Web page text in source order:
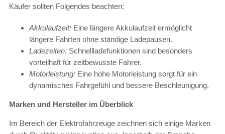
Käufer sollten Folgendes beachten:
Akkulaufzeit: Eine längere Akkulaufzeit ermöglicht
längere Fahrten ohne ständige Ladepausen.
Ladezeiten: Schnellladefunktionen sind besonders
vorteilhaft für zeitbewusste Fahrer.
Motorleistung: Eine hohe Motorleistung sorgt für ein
dynamisches Fahrgefühl und bessere Beschleunigung.
Marken und Hersteller im Überblick
Im Bereich der Elektrofahrzeuge zeichnen sich einige Marken